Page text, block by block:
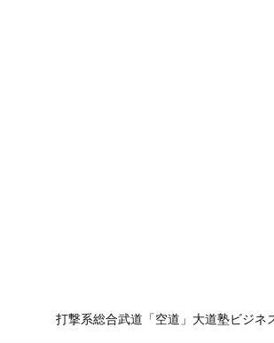
打撃系総合武道「空道」大道塾ビジネ